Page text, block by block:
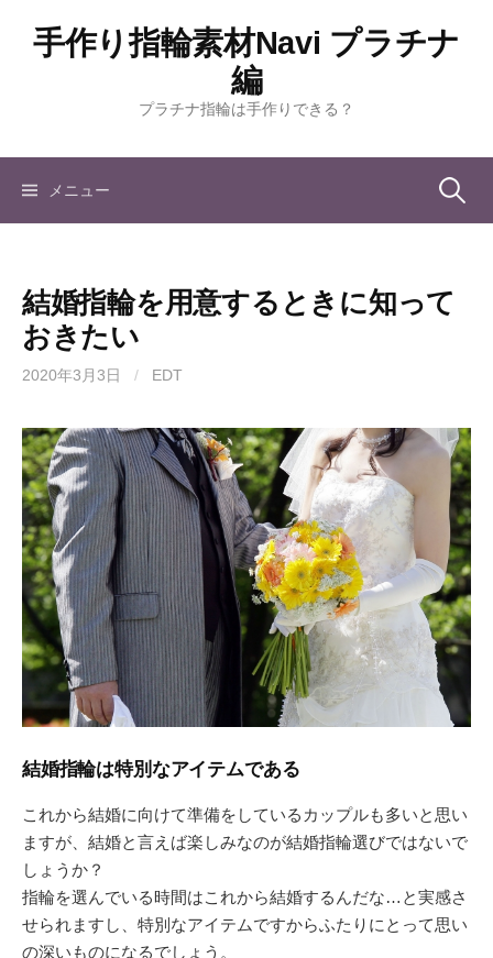
手作り指輪素材Navi プラチナ
編
プラチナ指輪は手作りできる？
メニュー 検
結婚指輪を用意するときに知って
おきたい
2020年3月3日 / EDT
結婚指輪は特別なアイテムである
これから結婚に向けて準備をしているカップルも多いと思い
ますが、結婚と言えば楽しみなのが結婚指輪選びではないで
しょうか？
指輪を選んでいる時間はこれから結婚するんだな…と実感さ
せられますし、特別なアイテムですからふたりにとって思い
の深いものになるでしょう。